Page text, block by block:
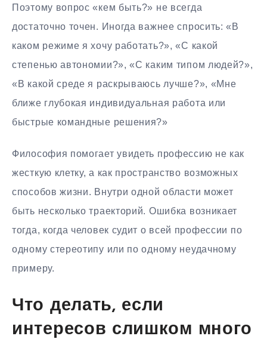
Поэтому вопрос «кем быть?» не всегда
достаточно точен. Иногда важнее спросить: «В
каком режиме я хочу работать?», «С какой
степенью автономии?», «С каким типом людей?»,
«В какой среде я раскрываюсь лучше?», «Мне
ближе глубокая индивидуальная работа или
быстрые командные решения?»
Философия помогает увидеть профессию не как
жесткую клетку, а как пространство возможных
способов жизни. Внутри одной области может
быть несколько траекторий. Ошибка возникает
тогда, когда человек судит о всей профессии по
одному стереотипу или по одному неудачному
примеру.
Что делать, если
интересов слишком много